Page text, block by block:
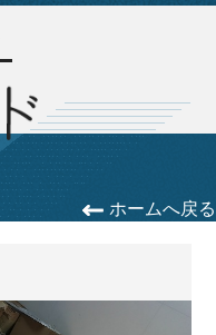
ホームへ戻る